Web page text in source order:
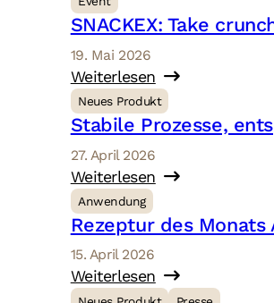
SNACKEX: Take
19. Mai 2026
Weiterlesen
Neues Produkt
Stabile Prozesse,
27. April 2026
Weiterlesen
Anwendung
Rezeptur des
15. April 2026
Weiterlesen